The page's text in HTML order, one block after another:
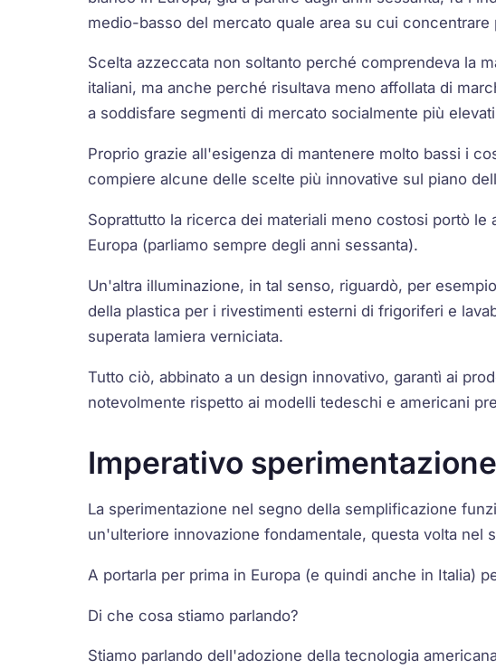
medio-basso del mercato quale area su cui
Scelta azzeccata non soltanto perché comprendeva la
italiani, ma anche perché risultava meno affollata di
a soddisfare segmenti di mercato socialmente più
Proprio grazie all'esigenza di mantenere molto bassi i
compiere alcune delle scelte più innovative sul piano
Soprattutto la ricerca dei materiali meno costosi portò le
Europa (parliamo sempre degli anni sessanta).
Un'altra illuminazione, in tal senso, riguardò, per
della plastica per i rivestimenti esterni di frigoriferi e
superata lamiera verniciata.
Tutto ciò, abbinato a un design innovativo, garantì ai
notevolmente rispetto ai modelli tedeschi e americani
Imperativo
La sperimentazione nel segno della semplificazione
un'ulteriore innovazione fondamentale, questa volta nel
A portarla per prima in Europa (e quindi anche in Italia)
Di che cosa stiamo parlando?
Stiamo parlando dell'adozione della tecnologia